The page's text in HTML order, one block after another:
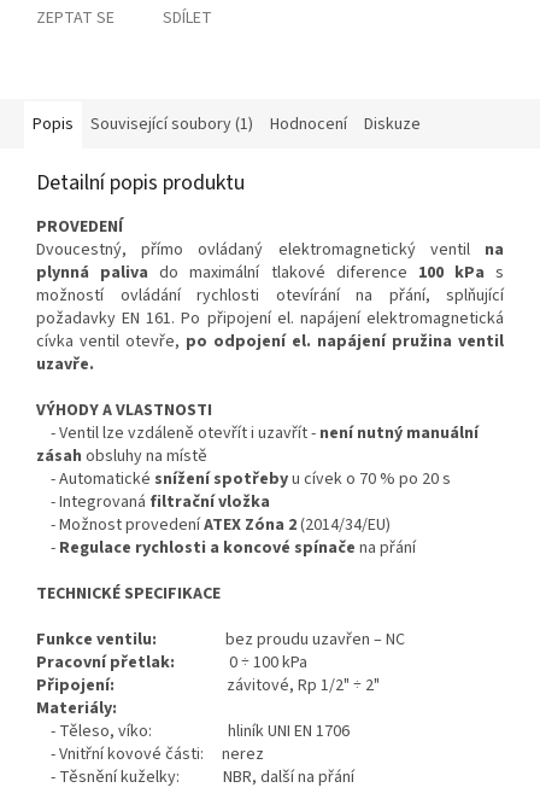
ZEPTAT SE SDÍLET
Popis Související soubory (1) Hodnocení Diskuze
Detailní popis produktu
PROVEDENÍ
Dvoucestný, přímo ovládaný elektromagnetický ventil na
plynná paliva do maximální tlakové diference 100 kPa s
možností ovládání rychlosti otevírání na přání, splňující
požadavky EN 161. Po připojení el. napájení elektromagnetická
cívka ventil otevře, po odpojení el. napájení pružina ventil
uzavře.
VÝHODY A VLASTNOSTI
- Ventil lze vzdáleně otevřít i uzavřít - není nutný manuální
zásah obsluhy na místě
- Automatické snížení spotřebyu cívek o 70 % po 20 s
- Integrovaná filtrační vložka
- Možnost provedeníATEX Zóna 2(2014/34/EU)
- Regulace rychlosti a koncové spínače na přání
TECHNICKÉ SPECIFIKACE
Funkce ventilu: bez proudu uzavřen – NC
Pracovní přetlak: 0 ÷ 100 kPa
Připojení: závitové, Rp 1/2" ÷ 2"
Materiály:
- Těleso, víko: hliník UNI EN 1706
- Vnitřní kovové části: nerez
- Těsnění kuželky: NBR, další na přání